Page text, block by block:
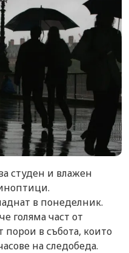
студен и влажен
в понеделник.
голяма част от
порои в събота, които
на следобеда.